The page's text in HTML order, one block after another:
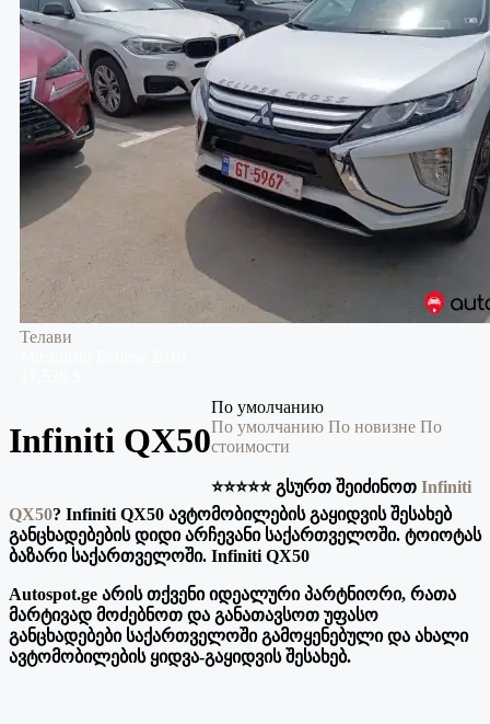
Телави
Infiniti QX50
По умолчанию
По умолчанию По новизне По
стоимости
⭐️⭐️⭐️⭐️⭐️ გსურთ შეიძინოთ Infiniti
QX50? Infiniti QX50 ავტომობილების გაყიდვის შესახებ
განცხადებების დიდი არჩევანი საქართველოში. ტოიოტას
ბაზარი საქართველოში. Infiniti QX50
Autospot.ge არის თქვენი იდეალური პარტნიორი, რათა
მარტივად მოძებნოთ და განათავსოთ უფასო
განცხადებები საქართველოში გამოყენებული და ახალი
ავტომობილების ყიდვა-გაყიდვის შესახებ.